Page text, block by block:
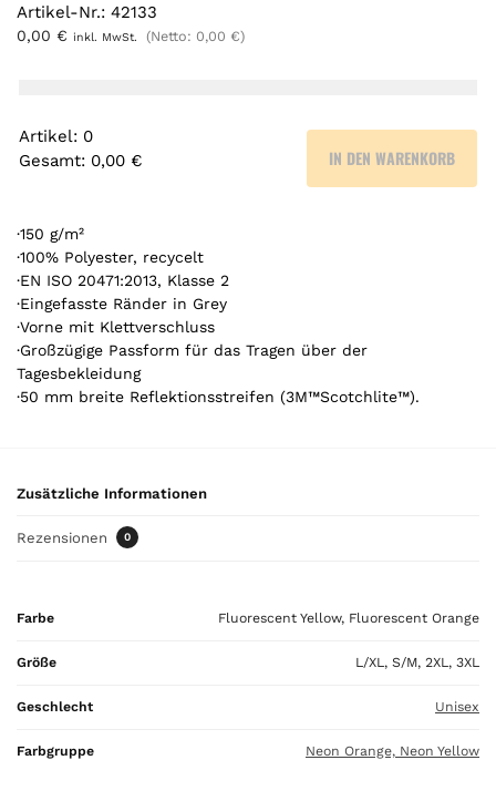
Artikel-Nr.: 42133
0,00 € inkl. MwSt. (Netto: 0,00 €)
Artikel: 0
Gesamt: 0,00 €
r
t
i
k
e
l
.
Y
t
i
0
,
0
IN DEN WARENKORB
·150 g/m²
·100% Polyester, recycelt
·EN ISO 20471:2013, Klasse 2
·Eingefasste Ränder in Grey
·Vorne mit Klettverschluss
·Großzügige Passform für das Tragen über der
Tagesbekleidung
·50 mm breite Reflektionsstreifen (3M™Scotchlite™).
Zusätzliche Informationen
Rezensionen 0
Farbe Fluorescent Yellow, Fluorescent Orange
Größe L/XL, S/M, 2XL, 3XL
Geschlecht Unisex
Farbgruppe Neon Orange, Neon Yellow